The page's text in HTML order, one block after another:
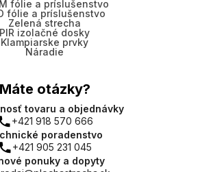
fólie a príslušenstvo
fólie a príslušenstvo
Zelená strecha
PIR izolačné dosky
Klampiarske prvky
Náradie
Máte otázky?
tovaru a objednávky
+421 918 570 666
poradenstvo
+421 905 231 045
ponuky a dopyty